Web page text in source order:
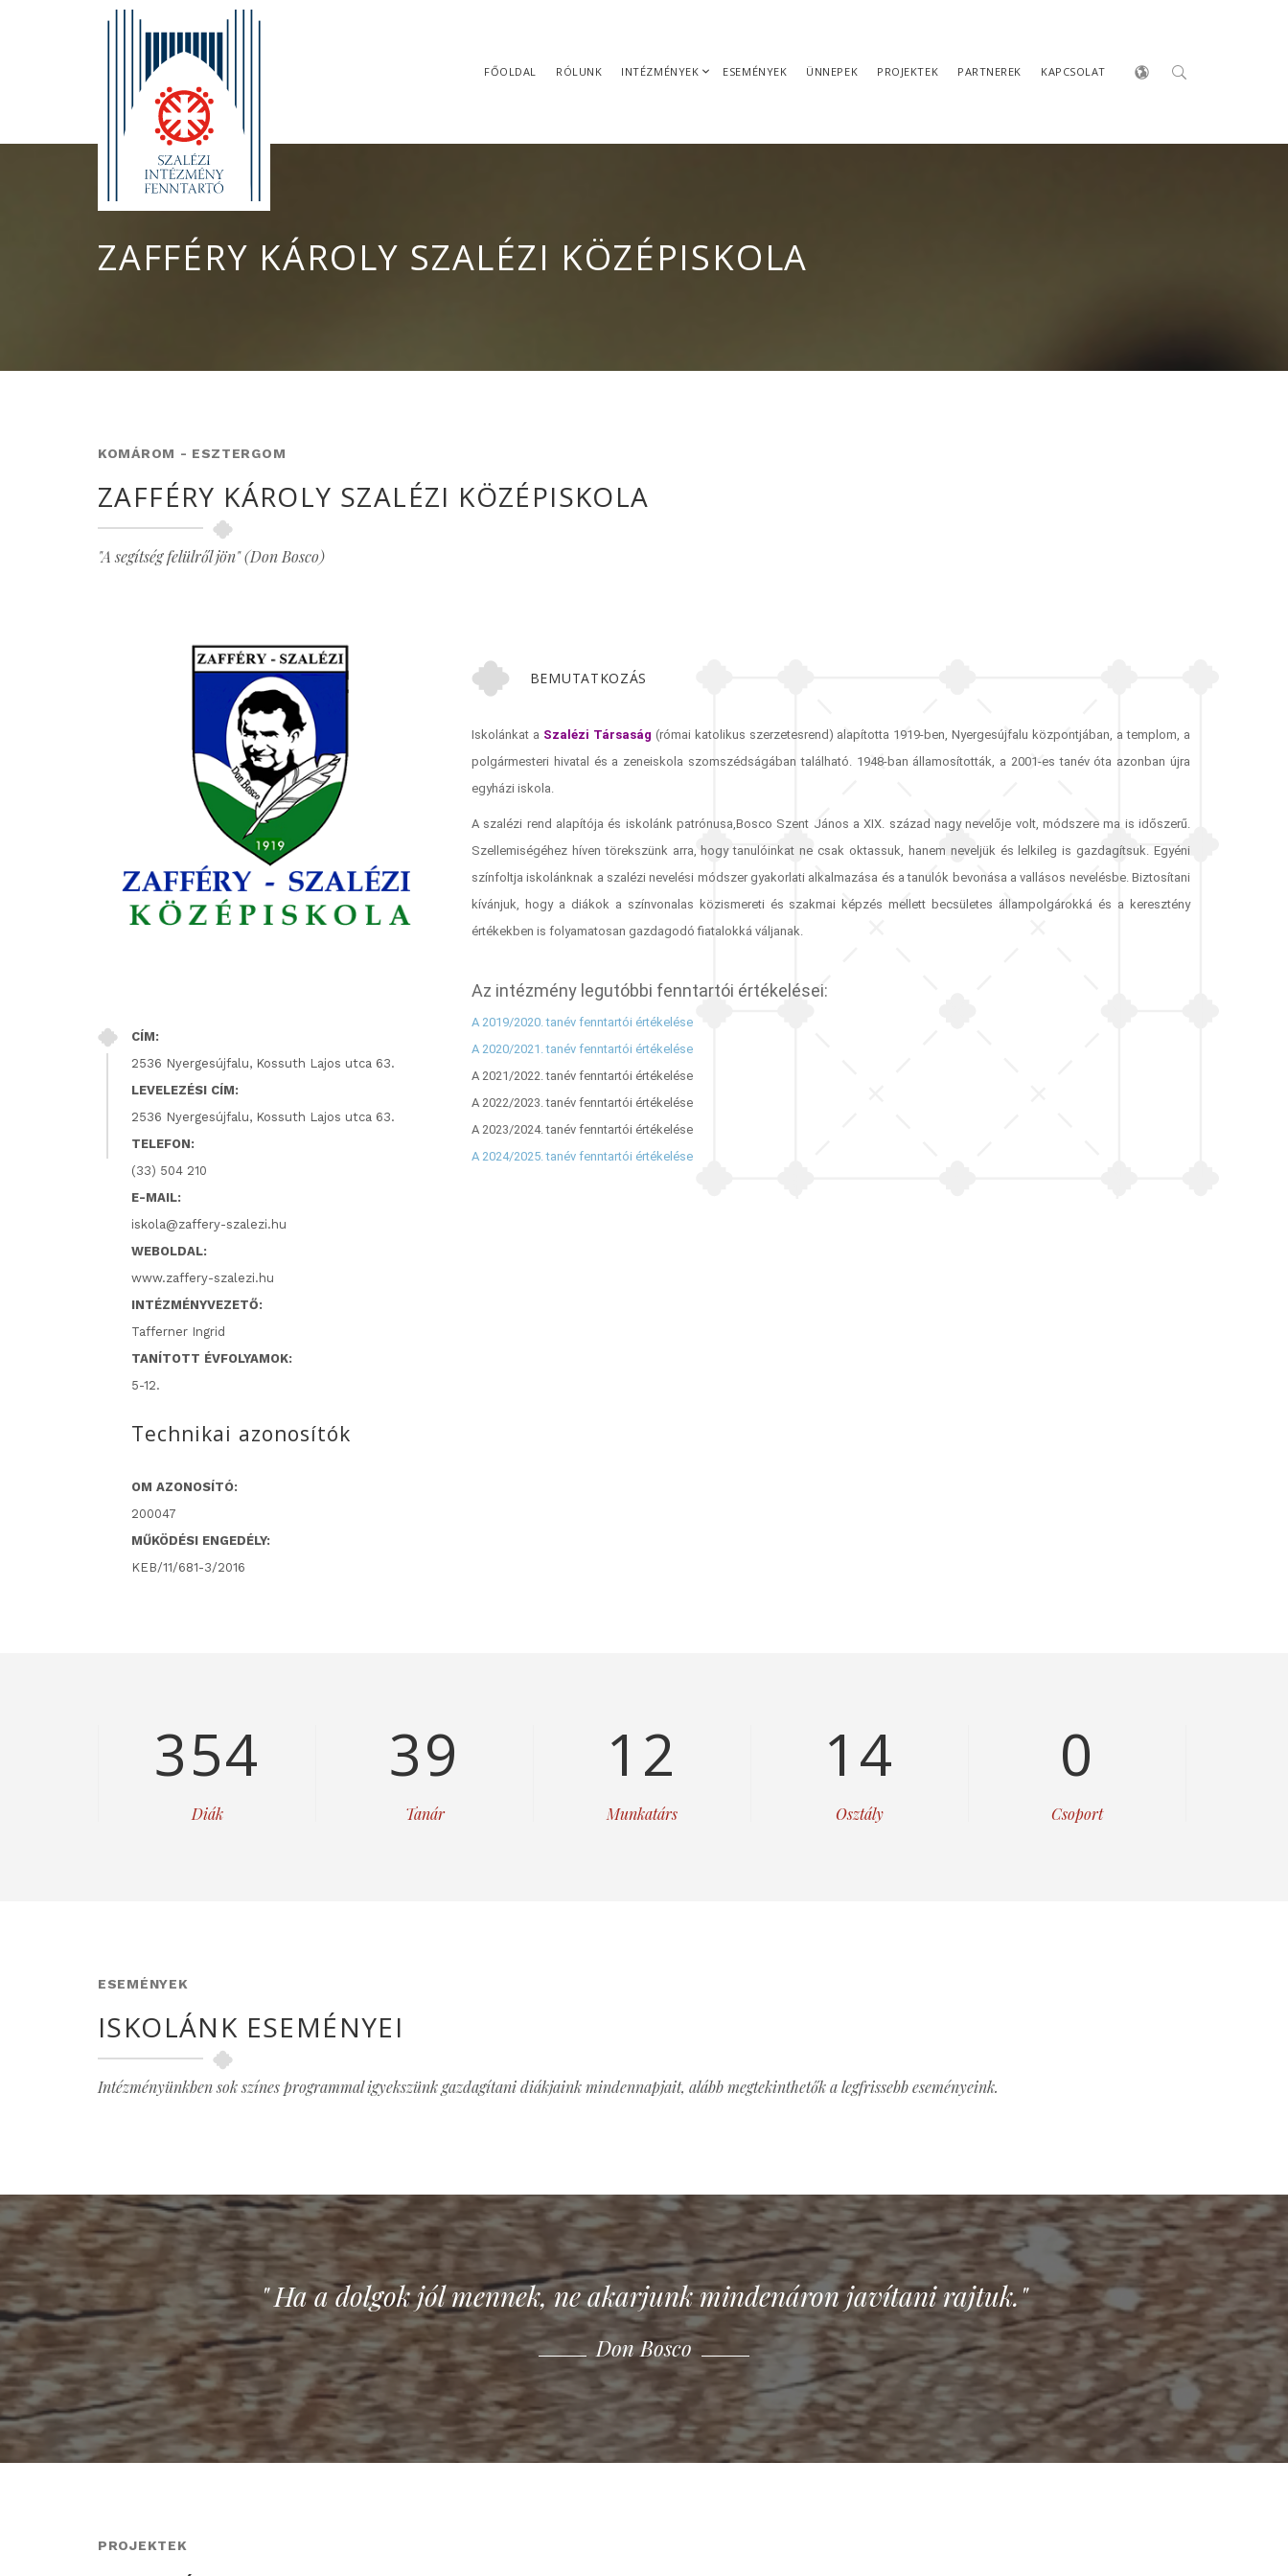
FŐOLDAL RÓLUNK INTÉZMÉNYEK ESEMÉNYEK ÜNNEPEK PROJEKTEK PARTNEREK KAPCSOLAT
ZAFFÉRY KÁROLY SZALÉZI KÖZÉPISKOLA
KOMÁROM - ESZTERGOM
ZAFFÉRY KÁROLY SZALÉZI KÖZÉPISKOLA
"A segítség felülről jön" (Don Bosco)
CÍM:
2536 Nyergesújfalu, Kossuth Lajos utca 63.
LEVELEZÉSI CÍM:
2536 Nyergesújfalu, Kossuth Lajos utca 63.
TELEFON:
(33) 504 210
E-MAIL:
iskola@zaffery-szalezi.hu
WEBOLDAL:
www.zaffery-szalezi.hu
INTÉZMÉNYVEZETŐ:
Tafferner Ingrid
TANÍTOTT ÉVFOLYAMOK:
5-12.
Technikai azonosítók
OM AZONOSÍTÓ:
200047
MŰKÖDÉSI ENGEDÉLY:
KEB/11/681-3/2016
BEMUTATKOZÁS
Iskolánkat a Szalézi Társaság (római katolikus szerzetesrend) alapította 1919-ben, Nyergesújfalu központjában, a templom, a
polgármesteri hivatal és a zeneiskola szomszédságában található. 1948-ban államosították, a 2001-es tanév óta azonban újra
egyházi iskola.
A szalézi rend alapítója és iskolánk patrónusa,Bosco Szent János a XIX. század nagy nevelője volt, módszere ma is időszerű.
Szellemiségéhez híven törekszünk arra, hogy tanulóinkat ne csak oktassuk, hanem neveljük és lelkileg is gazdagítsuk. Egyéni
színfoltja iskolánknak a szalézi nevelési módszer gyakorlati alkalmazása és a tanulók bevonása a vallásos nevelésbe. Biztosítani
kívánjuk, hogy a diákok a színvonalas közismereti és szakmai képzés mellett becsületes állampolgárokká és a keresztény
értékekben is folyamatosan gazdagodó fiatalokká váljanak.
Az intézmény legutóbbi fenntartói értékelései:
A 2019/2020. tanév fenntartói értékelése
A 2020/2021. tanév fenntartói értékelése
A 2021/2022. tanév fenntartói értékelése
A 2022/2023. tanév fenntartói értékelése
A 2023/2024. tanév fenntartói értékelése
A 2024/2025. tanév fenntartói értékelése
354
Diák
39
Tanár
12
Munkatárs
14
Osztály
0
Csoport
ESEMÉNYEK
ISKOLÁNK ESEMÉNYEI
Intézményünkben sok színes programmal igyekszünk gazdagítani diákjaink mindennapjait, alább megtekinthetők a legfrissebb eseményeink.
Don Bosco
" Ha a dolgok jól mennek, ne akarjunk mindenáron javítani rajtuk."
Don Bosco
Don Bosco
PROJEKTEK